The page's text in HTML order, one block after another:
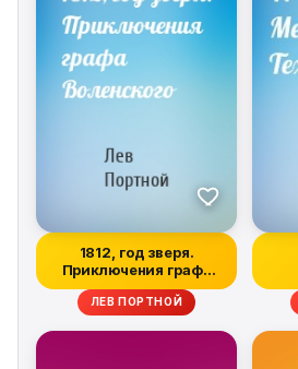
1812, год зверя.
Приключения графа
Воленского
ЛЕВ ПОРТНОЙ